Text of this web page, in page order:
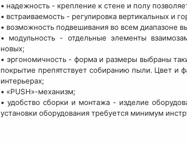
• надежность - крепление к стене и полу
• встраиваемость - регулировка вертикальных и
• возможность подвешивания во всем диапазоне
• модульность - отдельные элементы
новых;
• эргономичность - форма и размеры выбраны
покрытие препятствует собиранию пыли. Цвет и
интерьерах;
• «PUSH»-механизм;
• удобство сборки и монтажа - изделие
установки оборудования требуется минимум